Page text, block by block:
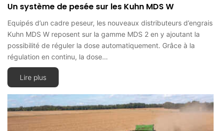
Un système de pesée sur les Kuhn MDS W
Equipés d’un cadre peseur, les nouveaux distributeurs d’engrais
Kuhn MDS W reposent sur la gamme MDS 2 en y ajoutant la
possibilité de réguler la dose automatiquement. Grâce à la
régulation en continu, la dose…
Lire plus